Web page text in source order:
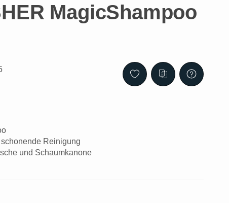
MagicShampoo
Reinigung
und Schaumkanone